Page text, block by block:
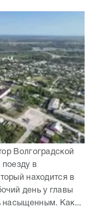
Волгоградской
в
находится в
день у главы
насыщенным. Как...